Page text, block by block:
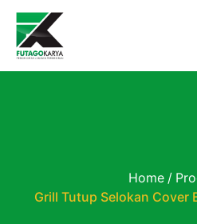
Skip to content
Home /
Grill Tutup Selokan Cover